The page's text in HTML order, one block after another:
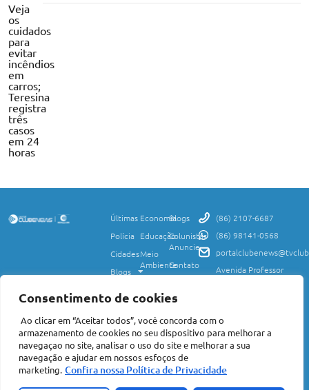
Consentimento de cookies
Ao clicar em “Aceitar todos”, você concorda com o
armazenamento de cookies no seu dispositivo para melhorar a
navegaçao no site, analisar o uso do site e melhorar a sua
navegação e ajudar em nossos esfoços de
marketing. Confira nossa Política de Privacidade
Veja
os
cuidados
para
evitar
incêndios
em
carros;
Teresina
registra
três
casos
em 24
horas
Últimas
Polícia
Cidades
Blogs
Política
Concursos
e
Empregos
Economia
Educação
Meio
Ambiente
Saúde
Mundo
Agro
Nacional
Blogs
Colunistas
Anuncie
Contato
de Uso
Transparência
e Igualdade
(86) 2107-6687
(86) 98141-0568
Avenida Professor
©2026 Portal Clube News – Todos Direitos Reservados | Avenida Professor
Valter Alencar, 2120, Monte Castelo, Teresina, PI, 64017-425 CEP: 64017-